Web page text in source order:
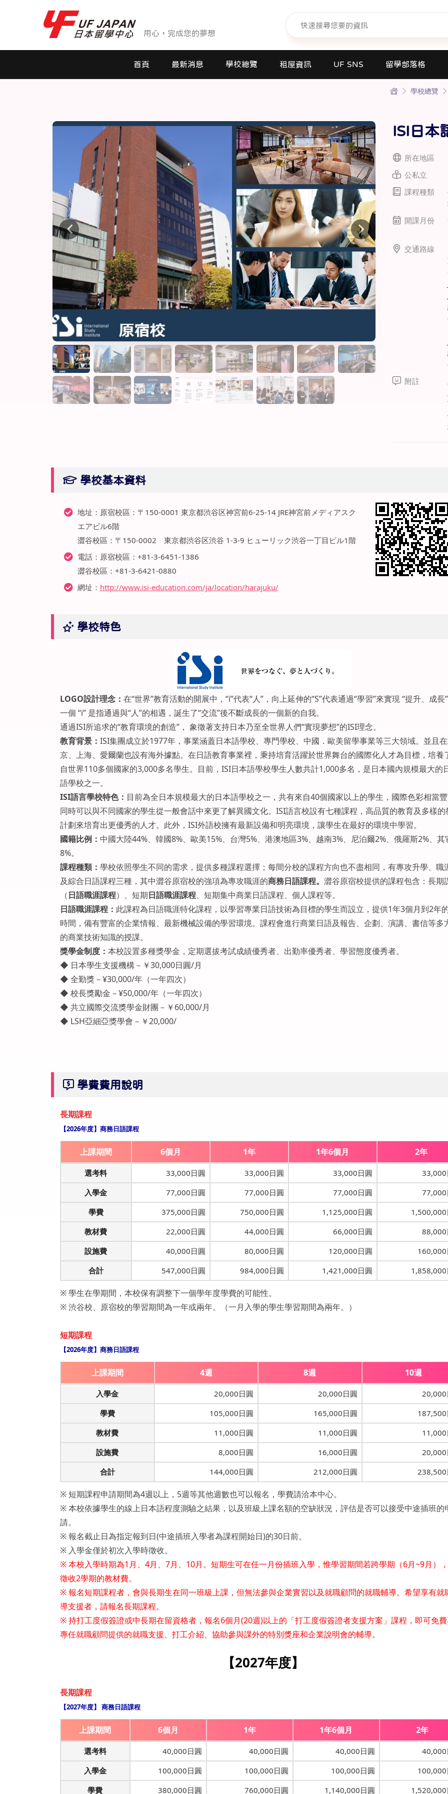
用心，完成您的夢想
首頁 最新消息 學校總覽
專門學校
高中課程
短期大學
研究所
商業日文課程
線上課程
寒暑假遊學套裝課程
打工度假
租屋資訊 UF SNS 留學部落格
學校總覽
ISI日本
所在地區
公私立
課程種類
開課月份
交通路線
附註
學校基本資料
地址：原宿校區：〒150-0001 東京都渋谷区神宮前6-25-14 JRE神宮前メディアスク
エアビル6階
澀谷校區：〒150-0002 東京都渋谷区渋谷 1-3-9 ヒューリック渋谷一丁目ビル1階
電話：原宿校區：+81-3-6451-1386
澀谷校區：+81-3-6421-0880
網址： http://www.isi-education.com/ja/location/harajuku/
學校特色
LOGO設計理念： 在“世界”教育活動的開展中，“i”代表“人”，向上延伸的“S”代表通過“學習”來實現 “提升、成長
一個 “i” 是指通過與“人”的相遇，誕生了“交流”後不斷成長的一個新的自我。
通過ISI所追求的“教育環境的創造”， 象徵著支持日本乃至全世界人們“實現夢想”的ISI理念。
教育背景： ISI集團成立於1977年，事業涵蓋日本語學校、專門學校、中國．歐美留學事業等三大領域。並且
京、上海、愛爾蘭也設有海外據點。在日語教育事業裡，秉持培育活躍於世界舞台的國際化人才為目標，培養
自世界110多個國家的3,000多名學生。目前，ISI日本語學校學生人數共計1,000多名，是日本國內規模最大的
語學校之一。
ISI語言學校特色： 目前為全日本規模最大的日本語學校之一，共有來自40個國家以上的學生，國際色彩相當豐
同時可以與不同國家的學生從一般會話中來更了解異國文化。ISI語言校設有七種課程，高品質的教育及多樣的
計劃來培育出更優秀的人才。此外，ISI外語校擁有最新設備和明亮環境，讓學生在最好的環境中學習。
國籍比例： 中國大陸44%、韓國8%、歐美15%、台灣5%、港澳地區3%、越南3%、尼泊爾2%、俄羅斯2%、其
8%。
課程種類： 學校依照學生不同的需求，提供多種課程選擇；每間分校的課程方向也不盡相同，有專攻升學、職
及綜合日語課程三種，其中澀谷原宿校的強項為專攻職涯的商務日語課程。 澀谷原宿校提供的課程包含：長期
（日語職涯課程）、短期日語職涯課程、短期集中商業日語課程、個人課程等。
日語職涯課程： 此課程為日語職涯特化課程，以學習專業日語技術為目標的學生而設立，提供1年3個月到2年
時間，備有豐富的企業情報、最新機械設備的學習環境。課程會進行商業日語及報告、企劃、演講、書信等多
的商業技術知識的授課。
獎學金制度： 本校設置多種獎學金，定期選拔考試成績優秀者、出勤率優秀者、學習態度優秀者。
◆ 日本學生支援機構－￥30,000日圓/月
◆ 全勤獎－¥30,000/年（一年四次）
◆ 校長獎勵金－¥50,000/年（一年四次）
◆ 共立國際交流獎學金財團－￥60,000/月
◆ LSH亞細亞獎學會－￥20,000/
學費費用說明
長期課程
【2026年度】商務日語課程
上課期間 6個月 1年 1年6個月 2年
選考料 33,000日圓 33,000日圓 33,000日圓
33,000
入學金
77,000日圓 77,000日圓 77,000日圓
77,000
學費
375,000日圓 750,000日圓 1,125,000日圓
1,500,000
教材費
22,000日圓 44,000日圓 66,000日圓
88,000
設施費
40,000日圓 80,000日圓 120,000日圓
160,000
合計
547,000日圓 984,000日圓 1,421,000日圓 1,858,000
※ 學生在學期間，本校保有調整下一個學年度學費的可能性。
※ 渋谷校、原宿校的學習期間為一年或兩年。（一月入學的學生學習期間為兩年。）
短期課程
【2026年度】商務日語課程
上課期間 4週 8週 10週
入學金 20,000日圓 20,000日圓
20,000
學費
105,000日圓 165,000日圓
187,500
教材費
11,000日圓 11,000日圓
11,000
設施費
8,000日圓 16,000日圓
20,000
合計
144,000日圓 212,000日圓 238,500
※ 短期課程申請期間為4週以上，5週等其他週數也可以報名，學費請洽本中心。
※ 本校依據學生的線上日本語程度測驗之結果，以及班級上課名額的空缺狀況，評估是否可以接受中途插班的
請。
※ 報名截止日為指定報到日(中途插班入學者為課程開始日)的30日前。
※ 入學金僅於初次入學時徵收。
※ 本校入學時期為1月、4月、7月、10月。短期生可在任一月份插班入學，惟學習期間若跨學期（6月~9月）
徵收2學期的教材費。
※ 報名短期課程者，會與長期生在同一班級上課，但無法參與企業實習以及就職顧問的就職輔導。希望享有就
導支援者，請報名長期課程。
※ 持打工度假簽證或中長期在留資格者，報名6個月(20週)以上的「打工度假簽證者支援方案」課程，即可免
專任就職顧問提供的就職支援、打工介紹、協助參與課外的特別獎座和企業說明會的輔導。
【2027年度】
長期課程
【2027年度】 商務日語課程
上課期間 6個月 1年 1年6個月 2年
選考料 40,000日圓 40,000日圓 40,000日圓
40,000
入學金
100,000日圓 100,000日圓 100,000日圓
100,000
學費
380,000日圓 760,000日圓 1,140,000日圓 1,520,000